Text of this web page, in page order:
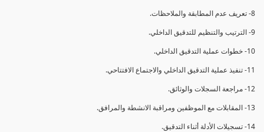
8- تعريف عدم المطابقة والملاحظات.
9- الترتيب والتنظيم للتدقيق الداخلي.
10- خطوات عملية التدقيق الداخلي.
11- تنفيذ عملية التدقيق الداخلي والاجتماع الافتتاحي.
12- مراجعة السجلات والوثائق.
13- المقابلات مع الموظفين ومراقبة الانشطة والمرافق.
14- تسجيلات الأدلة أثناء التدقيق.